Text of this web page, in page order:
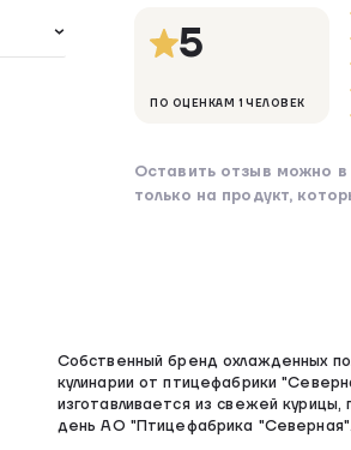
5
ПО ОЦЕНКАМ 1 ЧЕЛОВЕК
Оставить отзыв можно в
только на продукт,
Собственный бренд охлажденных
кулинарии от птицефабрики
изготавливается из свежей курицы,
день АО "Птицефабрика "Северная".